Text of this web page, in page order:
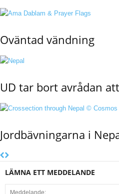
Oväntad vändning
UD tar bort avrådan
Jordbävningarna i
LÄMNA ETT MEDDELANDE